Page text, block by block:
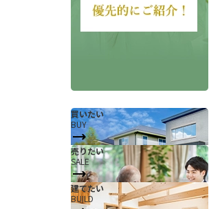
当社について
会社概要
香芝支店紹介ページ
採用情報
お知らせ
コラム
買いたい
BUY
売りたい
SALE
建てたい
BUILD